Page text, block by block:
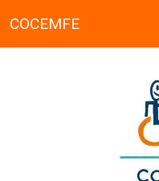
COCEMFE